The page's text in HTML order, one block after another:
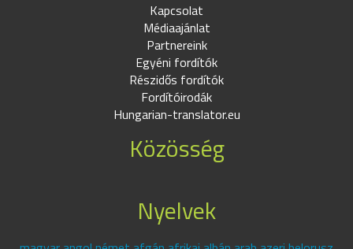
Kapcsolat
Médiaajánlat
Partnereink
Egyéni fordítók
Részidős fordítók
Fordítóirodák
Hungarian-translator.eu
Közösség
Nyelvek